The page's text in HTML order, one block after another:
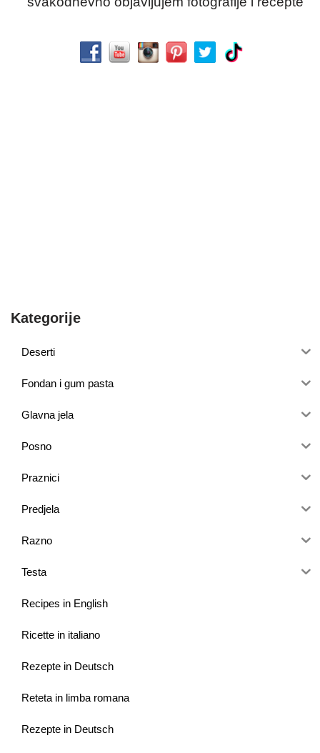
Kategorije
Deserti
Fondan i gum pasta
Glavna jela
Posno
Praznici
Predjela
Razno
Testa
Recipes in English
Ricette in italiano
Rezepte in Deutsch
Reteta in limba romana
Rezepte in Deutsch